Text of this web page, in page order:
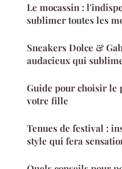
Le mocassin :
sublimer toutes les
Sneakers Dolce &
audacieux qui
Guide pour choisir
votre fille
Tenues de festival :
style qui fera